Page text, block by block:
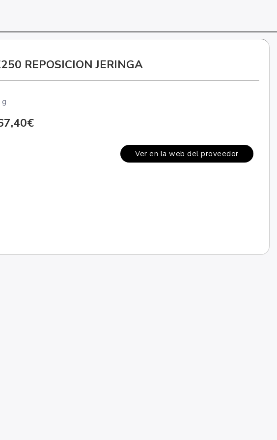
REPOSICION JERINGA
g
Ver en la web del proveedor